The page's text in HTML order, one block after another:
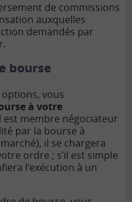
de commissions
auxquelles
demandés par
bourse
vous
à votre
est membre négociateur
par la bourse à
il se chargera
ordre ; s’il est simple
l’exécution à un